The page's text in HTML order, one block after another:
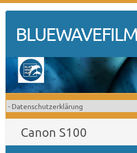
content
Canon S100